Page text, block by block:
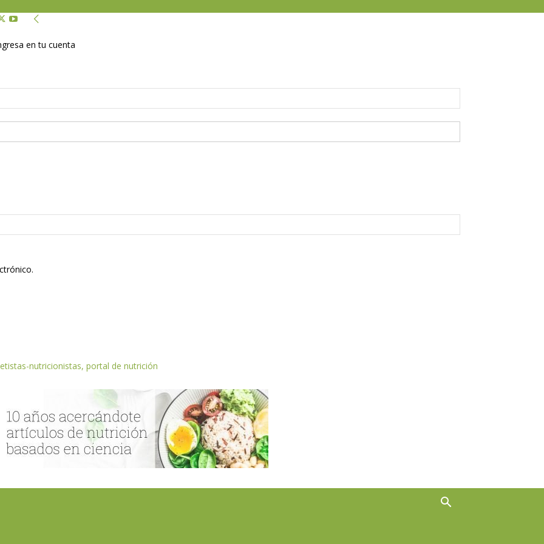
en tu cuenta
nutricionistas, portal de nutrición